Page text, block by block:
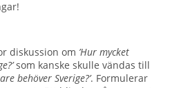
diskussion om ’Hur mycket
som kanske skulle vändas till
behöver Sverige?’. Formulerar